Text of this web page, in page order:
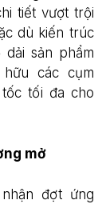
tiết vượt trội
dù kiến trúc
sản phẩm
các cụm
tối đa cho
mở
đợt ứng